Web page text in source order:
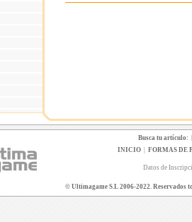
Busca tu artículo:
INICIO| FORMAS DE
Datos de
© Ultimagame S.L 2006-2022. Reservados